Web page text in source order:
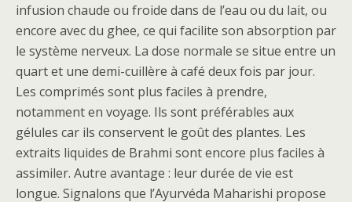
infusion chaude ou froide dans de l’eau ou du lait, ou
encore avec du ghee, ce qui facilite son absorption par
le système nerveux. La dose normale se situe entre un
quart et une demi-cuillère à café deux fois par jour.
Les comprimés sont plus faciles à prendre,
notamment en voyage. Ils sont préférables aux
gélules car ils conservent le goût des plantes. Les
extraits liquides de Brahmi sont encore plus faciles à
assimiler. Autre avantage : leur durée de vie est
longue. Signalons que l’Ayurvéda Maharishi propose